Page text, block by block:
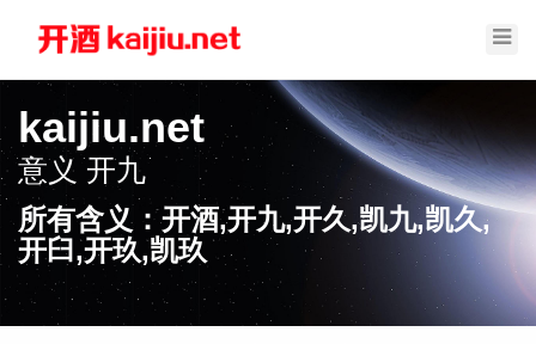
kaijiu.net
意义 开久
所有含义：开酒,开九,开久,凯九,凯久,
开臼,开玖,凯玖